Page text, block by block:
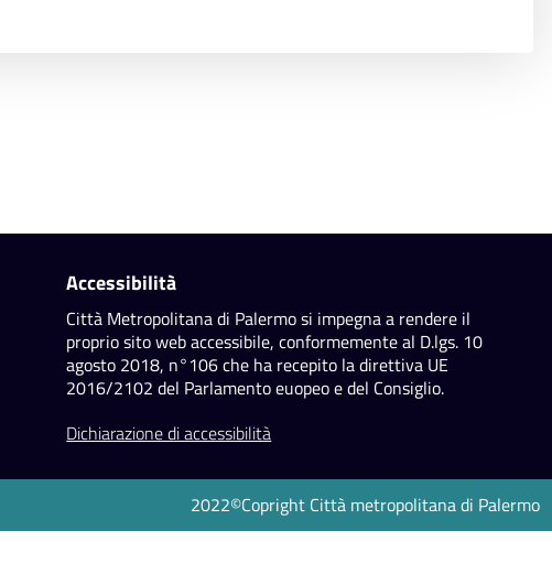
Accessibilità
Città Metropolitana di Palermo si impegna a rendere il
proprio sito web accessibile, conformemente al D.lgs. 10
agosto 2018, n°106 che ha recepito la direttiva UE
2016/2102 del Parlamento euopeo e del Consiglio.
Dichiarazione di accessibilità
2022©Copright Città metropolitana di Palermo